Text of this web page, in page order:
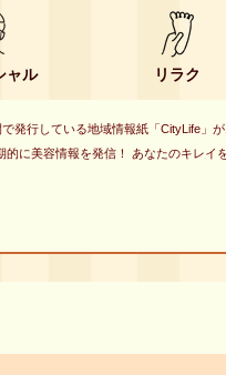
ャル リラク
発行している地域情報紙「CityLife」
に美容情報を発信！ あなたのキレイ